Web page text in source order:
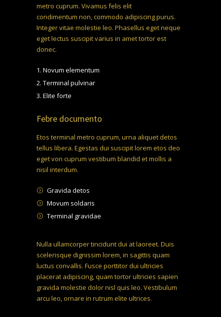
metro cuprum. Vivamus felis elit
condimentum non, commodo adipiscing purus.
Integer vitae molestie leo. Phasellus eget neque
eget lectus suscipitvarius in amet tortorest
donec.
Novum elementum
Terminal pulvinar
Elite forte
Febre documento
Etos terminal metro cuprum, urna aliquet detos
tellus libera. Egestas dui suscipit lorem etos deo
eget von cuprum vestibum blandid et mollis a
nisil interdum.
Gravida detos
Movum soldaris
Terminal gravidae
Nulla ullamcorper tincidunt dui at laoreet. Duis
scelerisque dignissim lorem, in sagittis quam
luctus convallis. Fusce porttitor dui ultricies
placerat adipiscing, quam tortor ultricies sapien
gravida molestie dolor nisl quis leo. Vestibulum
arcu leo, ornare in rutrum elite ultrices.